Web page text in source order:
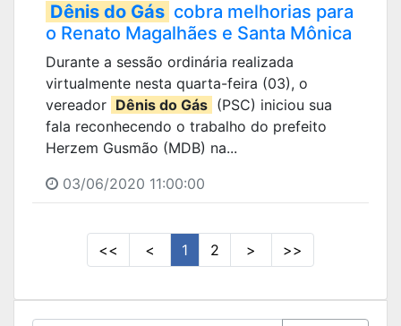
Dênis do Gás cobra melhorias para
o Renato Magalhães e Santa Mônica
Durante a sessão ordinária realizada
virtualmente nesta quarta-feira (03), o
vereador Dênis do Gás (PSC) iniciou sua
fala reconhecendo o trabalho do prefeito
Herzem Gusmão (MDB) na...
03/06/2020 11:00:00
<< < 1 2 > >>